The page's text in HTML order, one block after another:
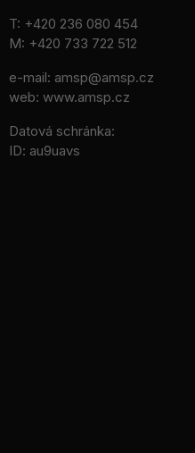
T: +420 236 080 454
M: +420 733 722 512
e-mail: amsp@amsp.cz
web: www.amsp.cz
Datová schránka:
ID: au9uavs